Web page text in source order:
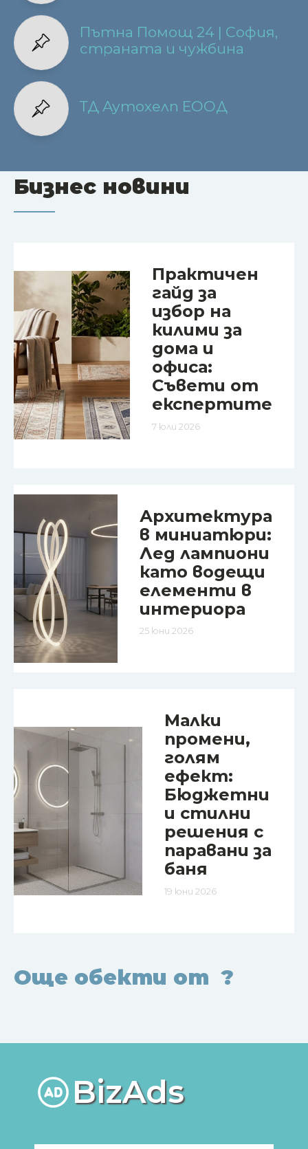
Пътна Помощ 24 | София,
страната и чужбина
ТД Аутохелп ЕООД
Бизнес новини
Практичен
гайд за
избор на
килими за
дома и
офиса:
Съвети от
експертите
7 юли 2026
Архитектура
в миниатюри:
Лед лампиони
като водещи
елементи в
интериора
25 юни 2026
Малки
промени,
голям
ефект:
Бюджетни
и стилни
решения с
паравани за
баня
19 юни 2026
Още обекти от ?
BizAds